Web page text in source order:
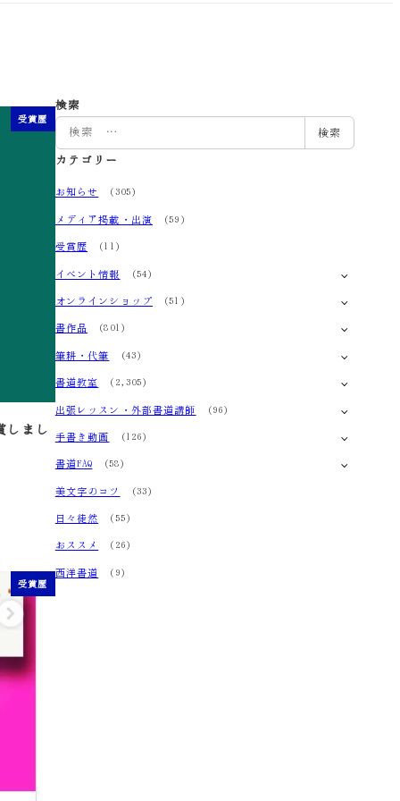
受賞歴
しまし
受賞歴
検索
索
検索
カテゴリー
お知らせ (305)
メディア掲載・出演 (59)
受賞歴 (11)
イベント情報 (54)
オンラインショップ (51)
書作品 (801)
筆耕・代筆 (43)
書道教室 (2,305)
出張レッスン・外部書道講師 (96)
手書き動画 (126)
書道FAQ (58)
美文字のコツ (33)
日々徒然 (55)
おススメ (26)
西洋書道 (9)